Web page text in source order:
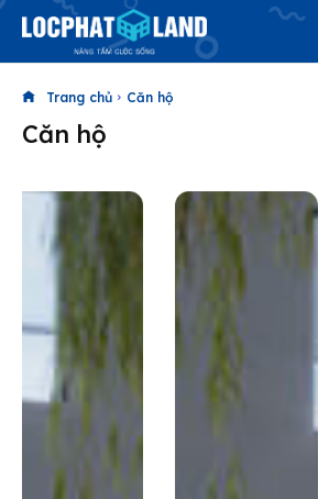
Search
Phiên bản cập
& tìm kiếm nhanh chóng hơn
Trang chủ
Dự án
Mua bán
Cho thuê
Trang chủ Căn hộ
Căn hộ